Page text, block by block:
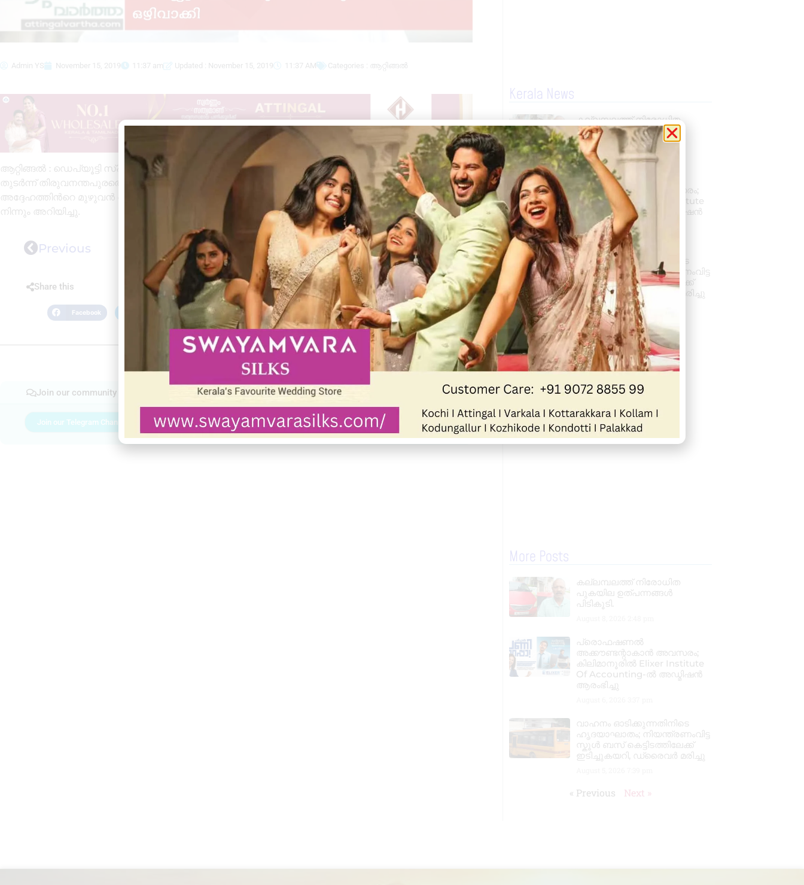
Admin YS November 15, 2019 11:37 am Updated : November 15, 2019 11:37 AM Categories : ആറ്റിങ്ങൽ
ആറ്റിങ്ങൽ : ഡെപ്യൂട്ടി സ്പീക്കറും ചിറയിൻകീഴ് എം.എൽ.എയുമായ വി ശശിയെ ദേഹാസ്വാസ്ഥ്യത്തെ
തുടർന്ന് തിരുവനന്തപുരത്തെ സ്വകാര്യ ആശുപത്രിയിൽ പ്രവേശിപ്പിച്ചതിനാൽ നവംബർ 30 വരെയുള്ള
അദ്ദേഹത്തിൻറെ മുഴുവൻ പൊതുപരിപാടികളും ഒഴിവാക്കിയതായി ഡെപ്യൂട്ടി സ്പീക്കറുടെ ഓഫീസിൽ
നിന്നും അറിയിച്ചു.
Previous Next
Share this
Facebook LinkedIn Telegram WhatsApp Print
Join our community
Join our Telegram Channel Join Facebook group Join WhatsApp Community
Kerala News
കല്ലമ്പലത്ത് നിരോധിത
പുകയില ഉത്പന്നങ്ങൾ
പിടികൂടി.
August 8, 2026 2:48 pm
പ്രൊഫഷണൽ
അക്കൗണ്ടന്റാകാൻ അവസരം;
കിലിമാനൂരിൽ Elixer Institute
Of Accounting-ൽ അഡ്മിഷൻ
ആരംഭിച്ചു
August 6, 20263:37 pm
വാഹനം ഓടിക്കുന്നതിനിടെ
ഹൃദയാഘാതം; നിയന്ത്രണംവിട്ട
സ്കൂൾ ബസ് കെട്ടിടത്തിലേക്ക്
ഇടിച്ചുകയറി, ഡ്രൈവർ മരിച്ചു
August 5, 20267:39 pm
« Previous Next »
More Posts
കല്ലമ്പലത്ത് നിരോധിത
പുകയില ഉത്പന്നങ്ങൾ
പിടികൂടി.
പ്രൊഫഷണൽ
അക്കൗണ്ടന്റാകാൻ അവസരം;
കിലിമാനൂരിൽ Elixer Institute
Of Accounting-ൽ അഡ്മിഷൻ
ആരംഭിച്ചു
വാഹനം ഓടിക്കുന്നതിനിടെ
ഹൃദയാഘാതം; നിയന്ത്രണംവിട്ട
സ്കൂൾ ബസ് കെട്ടിടത്തിലേക്ക്
ഇടിച്ചുകയറി, ഡ്രൈവർ മരിച്ചു
« Previous Next »